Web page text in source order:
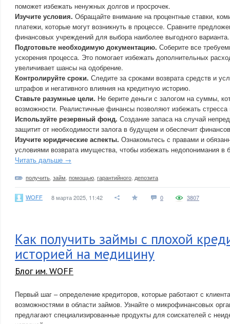
поможет избежать ненужных долгов и просрочек.
Изучите условия. Обращайте внимание на процентные ставки,
платежи, которые могут возникнуть в процессе. Сравните
финансовых учреждений для выбора наиболее выгодного варианта.
Подготовьте необходимую документацию. Соберите все
ускорения процесса. Это помогает избежать дополнительных
увеличивает шансы на одобрение.
Контролируйте сроки. Следите за сроками возврата средств и
штрафов и негативного влияния на кредитную историю.
Ставьте разумные цели. Не берите деньги с залогом на суммы,
возможности. Реалистичные финансы позволяют избежать
Используйте резервный фонд. Создание запаса на случай
защитит от необходимости залога в будущем и обеспечит
Изучите юридические аспекты. Ознакомьтесь с правами и
условиями возврата имущества, чтобы избежать недопонимания в
Читать дальше →
получить займ помощью гарантийного депозита
WOFF 8 марта 2025, 11:42 0 3807
Как получить займы с плохой
историей на медицину
Блог им. WOFF
Первый шаг – определение кредиторов, которые работают с
возможностями в области займов. Узнайте о микрофинансовых
предлагают специализированные продукты для соискателей с